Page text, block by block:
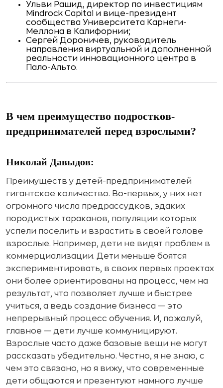
Ульви Рашид, директор по инвестициям
Mindrock Capital и вице-президент
сообщества Университета Карнеги-
Меллона в Калифорнии;
Сергей Дороничев, руководитель
направления виртуальной и дополненной
реальности инновационного центра в
Пало-Альто.
В чем преимущество подростков-
предпринимателей перед взрослыми?
Николай Давыдов:
Преимуществ у детей-предпринимателей
гигантское количество. Во-первых, у них нет
огромного числа предрассудков, эдаких
породистых тараканов, популяции которых
успели поселить и взрастить в своей голове
взрослые. Например, дети не видят проблем в
коммерциализации. Дети меньше боятся
экспериментировать, в своих первых проектах
они более ориентированы на процесс, чем на
результат, что позволяет лучше и быстрее
учиться, а ведь создание бизнеса — это
непрерывный процесс обучения. И, пожалуй,
главное — дети лучше коммуницируют.
Взрослые часто даже базовые вещи не могут
рассказать убедительно. Честно, я не знаю, с
чем это связано, но я вижу, что современные
дети общаются и презентуют намного лучше